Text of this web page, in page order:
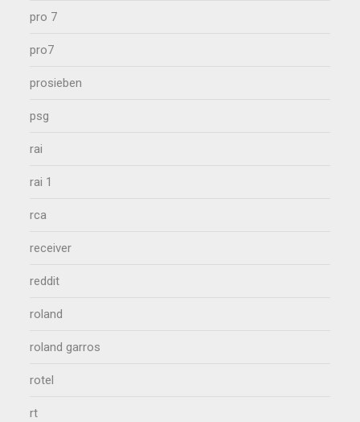
pro 7
pro7
prosieben
psg
rai
rai 1
rca
receiver
reddit
roland
roland garros
rotel
rt